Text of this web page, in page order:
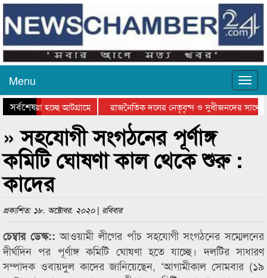
Menu
সর্বশেষ
যাওয়া হচ্ছে আটগ্রামে
রাজনৈতিক দলের নেতৃবৃন্দ ও সুধীজনদের সাথে
পুরস্কার বিতরণ সম্পন্ন
সিলেটে বাংলাদেশ গ্রুপ থিয়েটার
» সহযোগী সংগঠনের পূর্ণাঙ্গ
কমিটি ঘোষণা কাল থেকে শুরু :
কাদের
প্রকাশিত: ১৮. অক্টোবর. ২০২০ | রবিবার
চেম্বার ডেস্ক::আওয়ামী লীগের পাঁচ সহযোগী সংগঠনের সম্মেলনের
দীর্ঘদিন পর পূর্ণাঙ্গ কমিটি ঘোষণা হতে যাচ্ছে। দলটির সাধারণ
সম্পাদক ওবায়দুল কাদের জানিয়েছেন, ‘আগামীকাল সোমবার (১৯